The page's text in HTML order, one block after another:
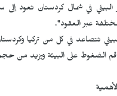
في شمال كردستان تعود
عبر العقود".
تتصاعد في كل من تركيا
الضغوط على البيئة ويزيد من حجم